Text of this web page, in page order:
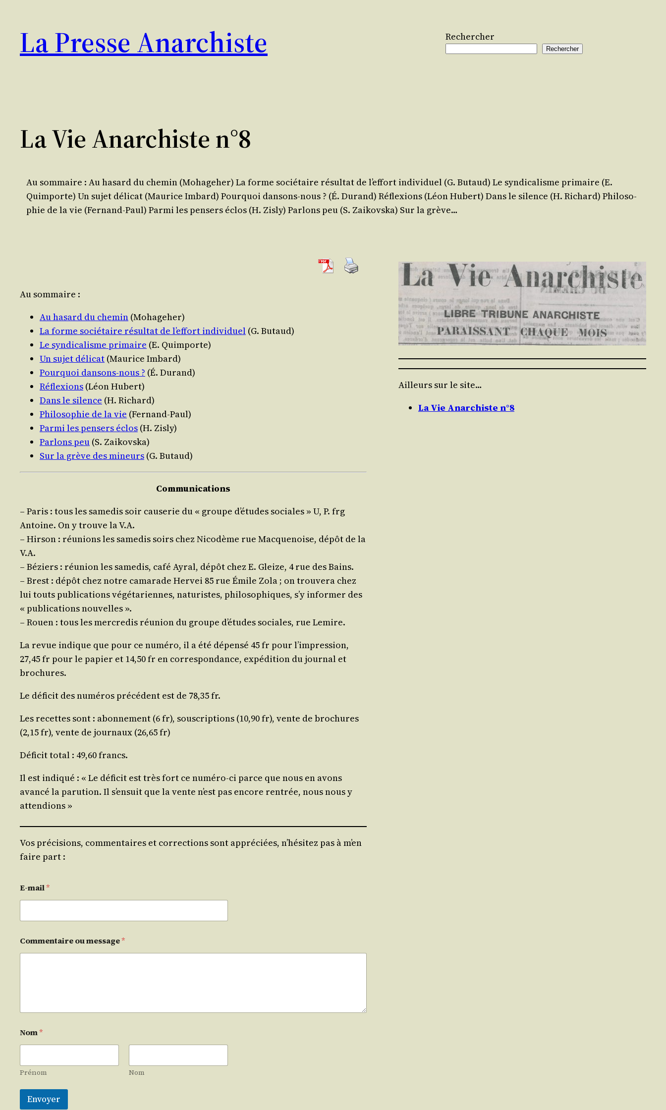
contenu
La Presse Anarchiste Rechercher
Rechercher
La Vie Anarchiste n°8
Au som­maire : Au hasard du che­min (Moha­ge­her) La forme socié­taire résul­tat de l’effort indi­vi­duel (G. Butaud) Le syn­di­ca­lisme pri­maire (E.
Quimporte) Un sujet déli­cat (Mau­rice Imbard) Pour­quoi dan­sons-nous ? (É. Durand) Réflexions (Léon Hubert) Dans le silence (H. Richard) Phi­lo­so­
phie de la vie (Fer­nand-Paul) Par­mi les pen­sers éclos (H. Zisly) Par­lons peu (S. Zaikovska) Sur la grève…
Au som­maire :
Au hasard du che­min (Moha­ge­her)
La forme socié­taire résul­tat de l’effort indi­vi­duel (G. Butaud)
Le syn­di­ca­lisme pri­maire (E. Quimporte)
Un sujet déli­cat (Mau­rice Imbard)
Pour­quoi dan­sons-nous ? (É. Durand)
Réflexions (Léon Hubert)
Dans le silence (H. Richard)
Phi­lo­so­phie de la vie (Fer­nand-Paul)
Par­mi les pen­sers éclos (H. Zisly)
Par­lons peu (S. Zaikovska)
Sur la grève des mineurs (G. Butaud)
Com­mu­ni­ca­tions
– Paris : tous les same­dis soir cau­se­rie du « groupe d’études sociales » U, P. frg
Antoine. On y trouve la V.A.
– Hir­son : réunions les same­dis soirs chez Nico­dème rue Mac­que­noise, dépôt de la
V.A.
– Béziers : réunion les same­dis, café Ayral, dépôt chez E. Gleize, 4 rue des Bains.
– Brest : dépôt chez notre cama­rade Her­vei 85 rue Émile Zola ; on trou­ve­ra chez
lui touts publi­ca­tions végé­ta­riennes, natu­ristes, phi­lo­so­phiques, s’y infor­mer des
« publi­ca­tions nouvelles ».
– Rouen : tous les mer­cre­dis réunion du groupe d’études sociales, rue Lemire.
La revue indique que pour ce numé­ro, il a été dépen­sé 45 fr pour l’impression,
27,45 fr pour le papier et 14,50 fr en cor­res­pon­dance, expé­di­tion du jour­nal et
brochures.
Le défi­cit des numé­ros pré­cé­dent est de 78,35 fr.
Les recettes sont : abon­ne­ment (6 fr), sous­crip­tions (10,90 fr), vente de bro­chures
(2,15 fr), vente de jour­naux (26,65 fr)
Défi­cit total : 49,60 francs.
Il est indi­qué : « Le défi­cit est très fort ce numé­ro-ci parce que nous en avons
avan­cé la paru­tion. Il s’ensuit que la vente n’est pas encore ren­trée, nous nous y
attendions »
Vos précisions, commentaires et corrections sont appréciées, n’hésitez pas à m’en
faire part :
E-mail*
Commentaire ou message*
Nom*
Prénom Nom
Envoyer
Ailleurs sur le site…
La Vie Anarchiste n°8